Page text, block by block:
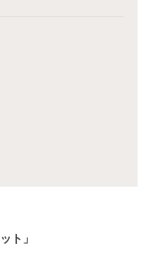
ト」